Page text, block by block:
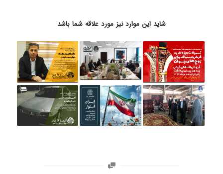
شاید این موارد نیز مورد علاقه شما باشد